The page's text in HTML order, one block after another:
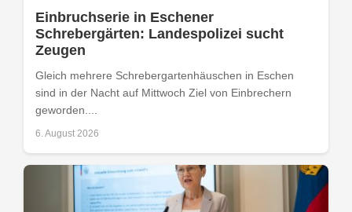
Einbruchserie in Eschener
Schrebergärten: Landespolizei sucht
Zeugen
Gleich mehrere Schrebergartenhäuschen in Eschen
sind in der Nacht auf Mittwoch Ziel von Einbrechern
geworden....
6. August 2026